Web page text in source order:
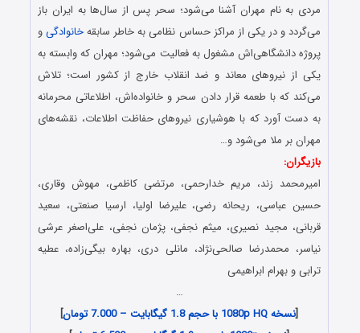
مردی به نام مهران آشنا می‌شود؛ سحر پس از سال‌ها به ایران باز
می‌گردد و در یکی از مراکز حساس نظامی به خاطر سابقهخانوادگیو
پروژه دانشگاهی‌اش مشغول به فعالیت می‌شود؛ مهران که وابسته به
یکی از نیروهای معاند و ضد انقلاب خارج از کشور است؛ تلاش
می‌کند که با طعمه قرار دادن سحر و خانواده‌اش، اطلاعاتی محرمانه
به دست آورد که با هوشیاری نیروهای حفاظت اطلاعات، نقشه‌های
مهران بر ملا می‌شود و…
بازیگران:
امیرمحمد زند، مریم خدارحمی، مرتضی کاظمی، مهوش وقاری،
حسین عباسی، ریحانه رضی، علیرضا اولیا، ارسیا صنعتی، سعید
قربانی، مجید نصیری، میثم نجفی، پژمان نجفی، علی‌اصغر عرشی
نیاسر، محمدرضا صالحی‌نژاد، مانلی دری، بهاره بیگی‌زاده، عطیه
ترابی و بهرام ابراهیمی
…
[نسخه 1080p HQ با حجم 1.8 گیگابایت – 7.000 تومان
]